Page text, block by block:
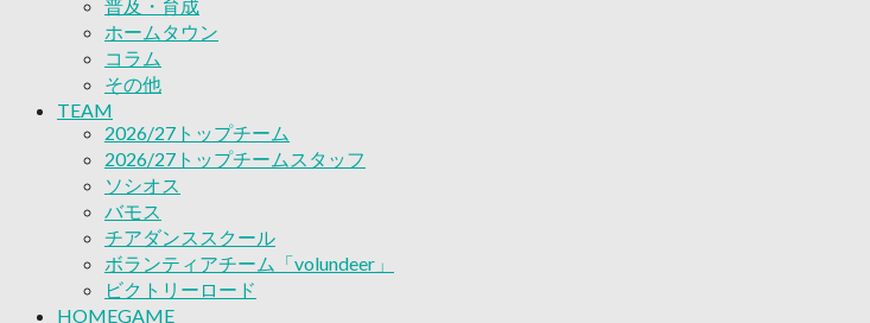
Jリーグ運営管理規定
写真・動画使用ガイドライン
ロートフィールド奈良
SCHEDULE
2026/27
練習見学時のファンサービスについて
TICKET
奈良クラブ明治安田J3リーグ2026/27シーズン試合観戦チケット
奈良クラブ明治安田Ｊ3リーグ 2026/27シーズン「鹿パス」
観戦ルール＆マナー
FANCOMMUNITY
2026/27ファンコミュニティ
サポートショップ
普及・育成
ホームタウン
コラム
その他
TEAM
2026/27トップチーム
2026/27トップチームスタッフ
ソシオス
バモス
チアダンススクール
ボランティアチーム「volundeer」
ビクトリーロード
HOMEGAME